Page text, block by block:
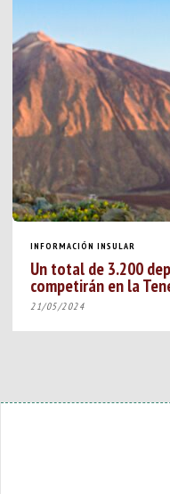
INFORMACIÓN INSULAR
Un total de 3.200
competirán en la
21/05/2024